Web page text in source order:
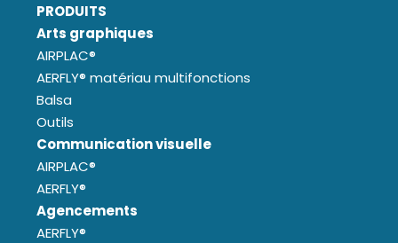
PRODUITS
Arts graphiques
AIRPLAC®
AERFLY® matériau multifonctions
Balsa
Outils
Communication visuelle
AIRPLAC®
AERFLY®
Agencements
AERFLY®